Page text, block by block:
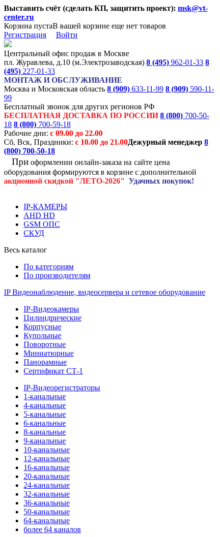
Выставить счёт (сделать КП, защитить проект): msk@vt-
center.ru
Корзина пустаВ вашей корзине еще нет товаров
Регистрация
Войти
Центральный офис продаж в Москве
пл. Журавлева, д.10 (м.Электрозаводская) 8 (495) 962-01-33 8
(495) 227-01-33
МОНТАЖ И ОБСЛУЖИВАНИЕ
Москва и Московская область 8 (909) 633-11-99 8 (909) 590-11-
99
Бесплатный звонок для других регионов РФ
БЕСПЛАТНАЯ ДОСТАВКА ПО РОССИИ 8 (800) 700-50-
18 8 (800) 700-59-18
Рабочие дни: с 09.00 до 22.00
Сб, Вск, Праздники: с 10.00 до 21.00Дежурный менеджер 8
(800) 700-50-18
При оформлении онлайн-заказа на сайте цена
оборудования формируются в корзине с дополнительной
акционной скидкой "ЛЕТО-2026" Удачных покупок!
IP-КАМЕРЫ
AHD HD
GSM ОПС
СКУД
Весь каталог
По категориям
По производителям
IP Видеонаблюдение, видеосервера и сетевое оборудование
IP-Видеокамеры
Цилиндрические
Корпусные
Купольные
Поворотные
Миниатюрные
Панорамные
Сертификат СТ-1
IP-Видеорегистраторы
1-канальные
4-канальные
5-канальные
6-канальные
8-канальные
9-канальные
10-канальные
12-канальные
16-канальные
20-канальные
24-канальные
32-канальные
36-канальные
50-канальные
64-канальные
более 64 каналов